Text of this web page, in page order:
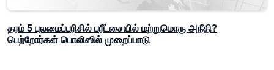
தரம் 5 புலமைப்பரிசில் பரீட்சையில் மற்றுமொரு அநீதி?
பெற்றோர்கள் பொலிஸில் முறைப்பாடு